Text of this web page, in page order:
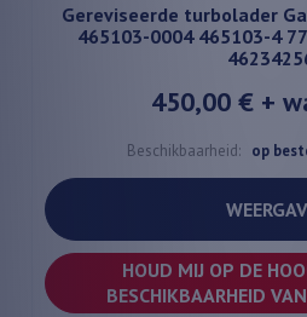
Gereviseerde turbolader
465103-0004 465103-4
450,00 €+
Beschikbaarheid: op
HOUD MIJ OP DE
BESCHIKBAARHEID